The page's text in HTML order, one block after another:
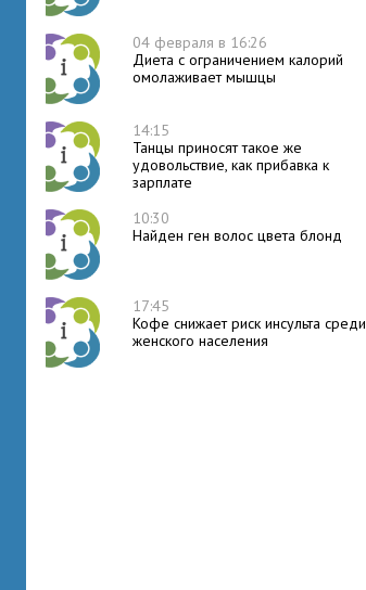
04 февраля в 16:26
Диета с ограничением калорий
омолаживает мышцы
14:15
Танцы приносят такое же
удовольствие, как прибавка к
зарплате
10:30
Найден ген волос цвета блонд
17:45
Кофе снижает риск инсульта среди
женского населения